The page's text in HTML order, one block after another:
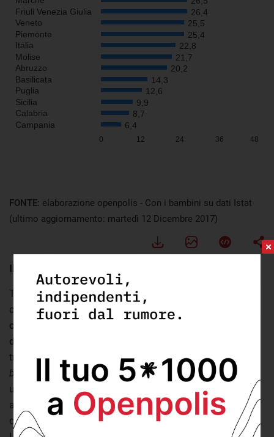
FONTE: elaborazione openpolis - Con i bambini su dati Istat
(ultimo aggiornamento: martedì 12 Dicembre 2017)
Il resto del centro-nord insegue
Tutte le altre sono ancora lontane dall'obiettivo europeo,
con delle differenze significative. Lerestanti regioni
centro-settentrionali si collocano comunque al di sopra
della media italiana in quel periodo
tra il 25,4% del Piemonte e il 28,8% della Liguria. Questo
blocco del centro-nord , a cui si aggiunge la Sardegna con
un significativo 27,9%, nei prossimi anni potrebbe
avvicinarsi o addirittura raggiungere il 33%. Dal momento
che comprende anche territori molto popolosi (come